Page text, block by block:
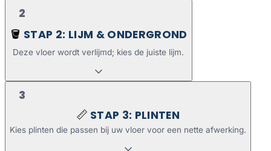
2
🪣 STAP 2: LIJM & ONDERGROND
Deze vloer wordt verlijmd; kies de juiste lijm.
3
📏 STAP 3: PLINTEN
Kies plinten die passen bij uw vloer voor een nette afwerking.